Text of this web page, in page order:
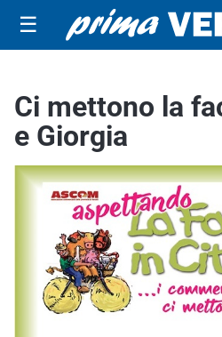
☰
Ci mettono la
e Giorgia